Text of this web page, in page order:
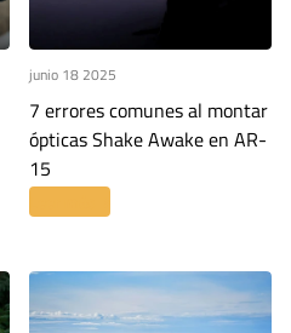
junio 18 2025
7 errores comunes al montar
ópticas Shake Awake en AR-
15